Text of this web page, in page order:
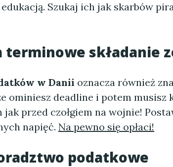
Szukaj ich jak skarbów
terminowe składanie
w Danii oznacza również
ominiesz deadline i potem musisz
przed czołgiem na wojnie!
napięć. Na pewno się opłaci!
podatkowe